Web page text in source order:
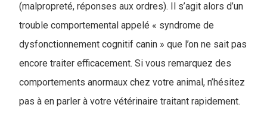
(malpropreté, réponses aux ordres). Il s’agit alors d’un
trouble comportemental appelé « syndrome de
dysfonctionnement cognitif canin » que l’on ne sait pas
encore traiter efficacement. Si vous remarquez des
comportements anormaux chez votre animal, n’hésitez
pas à en parler à votre vétérinaire traitant rapidement.